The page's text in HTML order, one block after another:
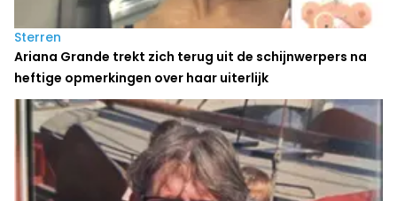
Sterren
Ariana Grande trekt zich terug uit de schijnwerpers na
heftige opmerkingen over haar uiterlijk